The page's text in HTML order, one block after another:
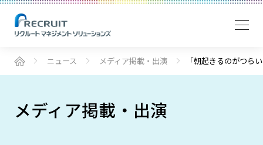
ニュース メディア掲載・出演 ｢朝起きるのがつら
メディア掲載・出演